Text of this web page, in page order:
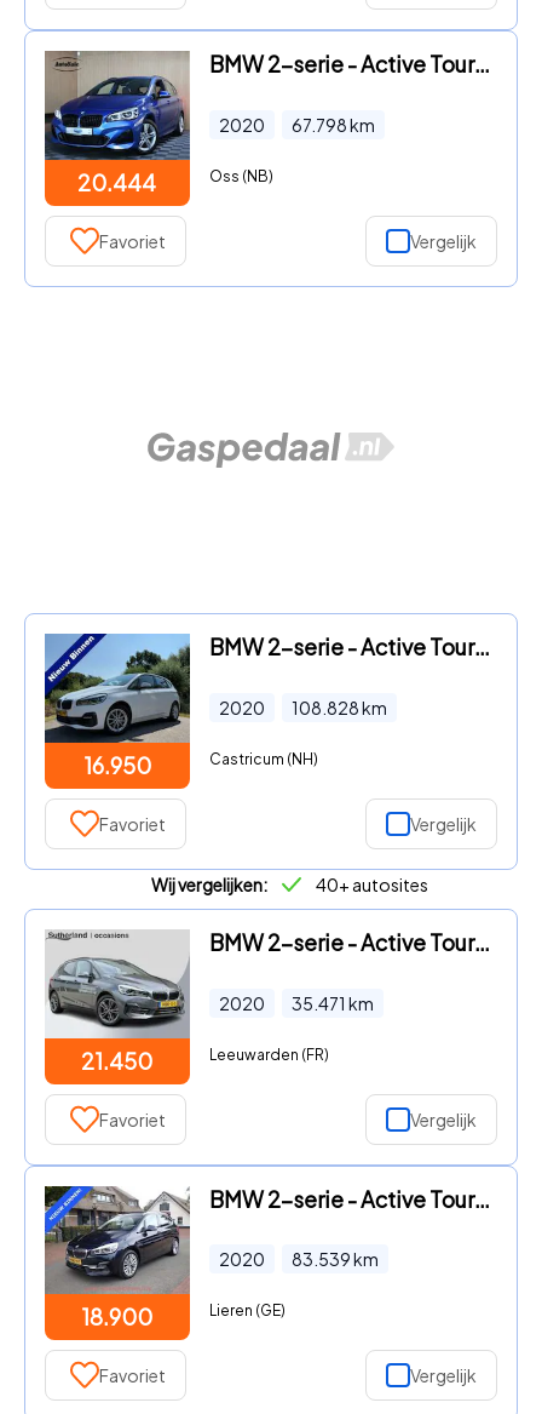
20.444
BMW 2-serie - Active Tourer 225xe M SPORT iPerform PLUGI
2020 67.798km
Oss (NB)
Favoriet Vergelijk
16.950
BMW 2-serie - Active Tourer 218i Executive Edition Autom
2020 108.828km
Castricum (NH)
Favoriet Vergelijk
Wij vergelijken: 40+ autosites
21.450
BMW 2-serie - Active Tourer 225xe iPerformance Executive
2020 35.471 km
Leeuwarden (FR)
Favoriet Vergelijk
18.900
BMW 2-serie - Active Tourer 218i High Executive HEAD-UP
2020 83.539km
Lieren (GE)
Favoriet Vergelijk